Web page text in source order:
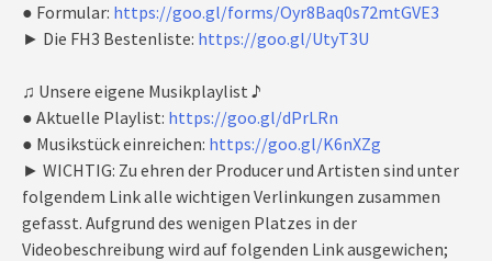
● Formular: https://goo.gl/forms/Oyr8Baq0s72mtGVE3
► Die FH3 Bestenliste: https://goo.gl/UtyT3U
♫ Unsere eigene Musikplaylist ♪
● Aktuelle Playlist: https://goo.gl/dPrLRn
● Musikstück einreichen: https://goo.gl/K6nXZg
► WICHTIG: Zu ehren der Producer und Artisten sind unter
folgendem Link alle wichtigen Verlinkungen zusammen
gefasst. Aufgrund des wenigen Platzes in der
Videobeschreibung wird auf folgenden Link ausgewichen;